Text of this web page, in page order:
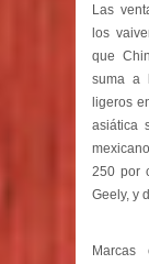
Las
los
que
suma a
ligeros
asiática
250 por
Geely, y
Marcas